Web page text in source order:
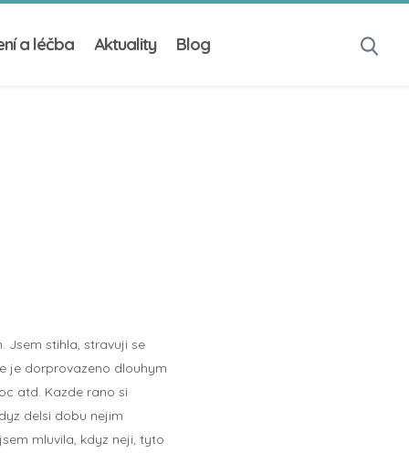
a léčba Aktuality Blog
Jsem stihla, stravuji se
je dorprovazeno dlouhym
atd. Kazde rano si
delsi dobu nejim
mluvila, kdyz neji, tyto